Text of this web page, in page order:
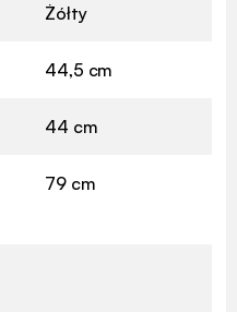
Żółty
44,5 cm
44 cm
79 cm